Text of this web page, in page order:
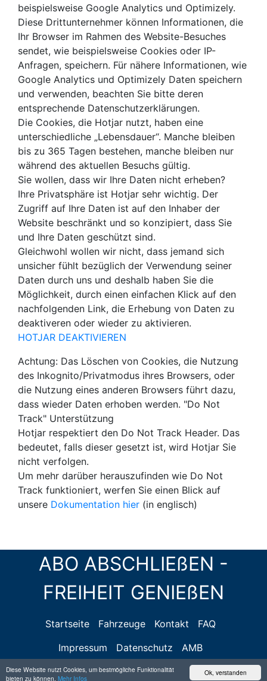
Ok, verstanden
Diese Website nutzt Cookies, um bestmögliche Funktionalität
bieten zu können. Mehr Infos
beispielsweise Google Analytics und Optimizely.
Diese Drittunternehmer können Informationen, die
Ihr Browser im Rahmen des Website-Besuches
sendet, wie beispielsweise Cookies oder IP-
Anfragen, speichern. Für nähere Informationen, wie
Google Analytics und Optimizely Daten speichern
und verwenden, beachten Sie bitte deren
entsprechende Datenschutzerklärungen.
Die Cookies, die Hotjar nutzt, haben eine
unterschiedliche „Lebensdauer“. Manche bleiben
bis zu 365 Tagen bestehen, manche bleiben nur
während des aktuellen Besuchs gültig.
Sie wollen, dass wir Ihre Daten nicht erheben?
Ihre Privatsphäre ist Hotjar sehr wichtig. Der
Zugriff auf Ihre Daten ist auf den Inhaber der
Website beschränkt und so konzipiert, dass Sie
und Ihre Daten geschützt sind.
Gleichwohl wollen wir nicht, dass jemand sich
unsicher fühlt bezüglich der Verwendung seiner
Daten durch uns und deshalb haben Sie die
Möglichkeit, durch einen einfachen Klick auf den
nachfolgenden Link, die Erhebung von Daten zu
deaktiveren oder wieder zu aktivieren.
HOTJAR DEAKTIVIEREN
Achtung: Das Löschen von Cookies, die Nutzung
des Inkognito/Privatmodus ihres Browsers, oder
die Nutzung eines anderen Browsers führt dazu,
dass wieder Daten erhoben werden. "Do Not
Track" Unterstützung
Hotjar respektiert den Do Not Track Header. Das
bedeutet, falls dieser gesetzt ist, wird Hotjar Sie
nicht verfolgen.
Um mehr darüber herauszufinden wie Do Not
Track funktioniert, werfen Sie einen Blick auf
unsere Dokumentation hier (in englisch)
ABO ABSCHLIEßEN -
FREIHEIT GENIEßEN
Startseite Fahrzeuge Kontakt
FAQ
Impressum
Datenschutz AMB